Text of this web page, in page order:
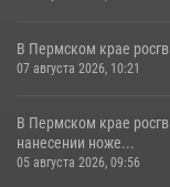
В Пермском крае
07 августа 2026, 10:21
В Пермском крае
нанесении ноже...
05 августа 2026, 09:56